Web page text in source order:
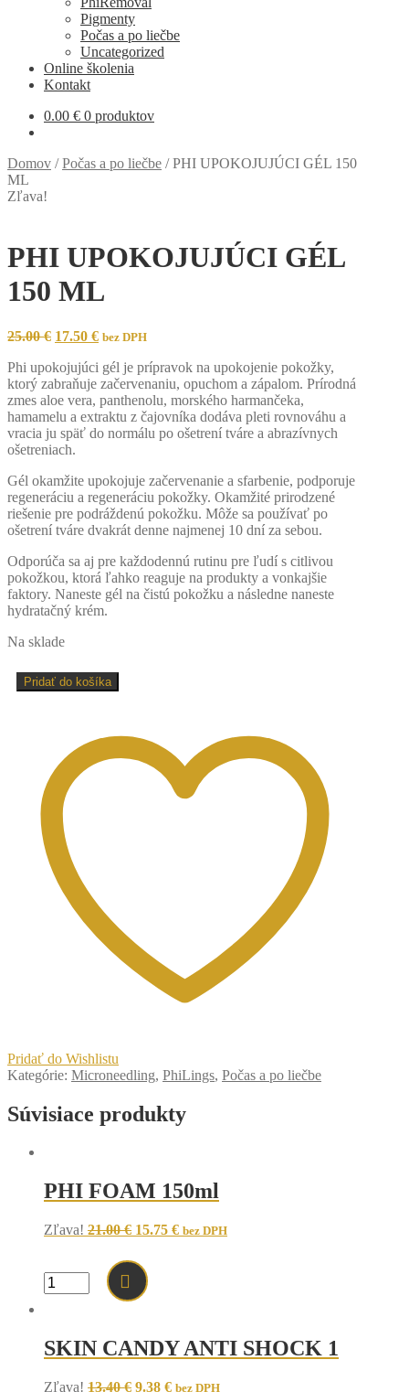
Pigmenty
Počas a po liečbe
Uncategorized
Online školenia
Kontakt
0.00 € 0 produktov
Domov /Počas a po liečbe /PHI UPOKOJUJÚCI GÉL 150
ML
Zľava!
PHI UPOKOJUJÚCI GÉL
150 ML
25.00€ Original
was:
25.00 €.
17.50 €Current
is:
17.50 €.
bez DPH
Phi upokojujúci gél je prípravok na upokojenie pokožky,
ktorý zabraňuje začervenaniu, opuchom a zápalom. Prírodná
zmes aloe vera, panthenolu, morského harmančeka,
hamamelu a extraktu z čajovníka dodáva pleti rovnováhu a
vracia ju späť do normálu po ošetrení tváre a abrazívnych
ošetreniach.
Gél okamžite upokojuje začervenanie a sfarbenie, podporuje
regeneráciu a regeneráciu pokožky. Okamžité prirodzené
riešenie pre podráždenú pokožku. Môže sa používať po
ošetrení tváre dvakrát denne najmenej 10 dní za sebou.
Odporúča sa aj pre každodennú rutinu pre ľudí s citlivou
pokožkou, ktorá ľahko reaguje na produkty a vonkajšie
faktory. Naneste gél na čistú pokožku a následne naneste
hydratačný krém.
Na sklade
množstvo
PHI
Pridať do košíka
Pridať do Wishlistu
Kategórie: Microneedling, PhiLings, Počas a po liečbe
Súvisiace produkty
PHI FOAM 150ml
Zľava! 21.00€ Original
was:
21.00 €.
15.75 €Current
bez DPH
množstvo
PHI
SKIN CANDY ANTI SHOCK 1
Zľava! 13.40€ Original
9.38 €Current
bez DPH